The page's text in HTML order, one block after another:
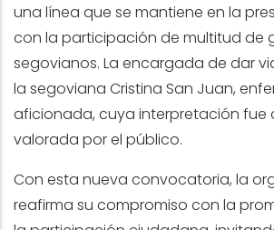
una línea que se mantiene en la
con la participación de multitud de
segovianos. La encargada de dar
la segoviana Cristina San Juan,
aficionada, cuya interpretación fue
valorada por el público.
Con esta nueva convocatoria, la
reafirma su compromiso con la